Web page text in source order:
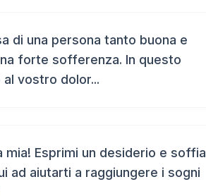
di una persona tanto buona e
forte sofferenza. In questo
vostro dolor...
mia! Esprimi un desiderio e soffia
ad aiutarti a raggiungere i sogni